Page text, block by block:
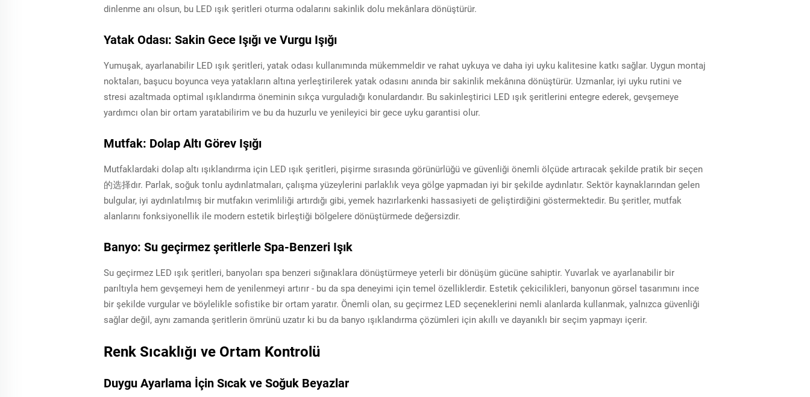
dinlenme anı olsun, bu LED ışık şeritleri oturma odalarını sakinlik dolu mekânlara dönüştürür.
Yatak Odası: Sakin Gece Işığı ve Vurgu Işığı
Yumuşak, ayarlanabilir LED ışık şeritleri, yatak odası kullanımında mükemmeldir ve rahat uykuya ve daha iyi uyku kalitesine katkı sağlar. Uygun montaj
noktaları, başucu boyunca veya yatakların altına yerleştirilerek yatak odasını anında bir sakinlik mekânına dönüştürür. Uzmanlar, iyi uyku rutini ve
stresi azaltmada optimal ışıklandırma öneminin sıkça vurguladığı konulardandır. Bu sakinleştirici LED ışık şeritlerini entegre ederek, gevşemeye
yardımcı olan bir ortam yaratabilirim ve bu da huzurlu ve yenileyici bir gece uyku garantisi olur.
Mutfak: Dolap Altı Görev Işığı
Mutfaklardaki dolap altı ışıklandırma için LED ışık şeritleri, pişirme sırasında görünürlüğü ve güvenliği önemli ölçüde artıracak şekilde pratik bir seçen
的选择dır. Parlak, soğuk tonlu aydınlatmaları, çalışma yüzeylerini parlaklık veya gölge yapmadan iyi bir şekilde aydınlatır. Sektör kaynaklarından gelen
bulgular, iyi aydınlatılmış bir mutfakın verimliliği artırdığı gibi, yemek hazırlarkenki hassasiyeti de geliştirdiğini göstermektedir. Bu şeritler, mutfak
alanlarını fonksiyonellik ile modern estetik birleştiği bölgelere dönüştürmede değersizdir.
Banyo: Su geçirmez şeritlerle Spa-Benzeri Işık
Su geçirmez LED ışık şeritleri, banyoları spa benzeri sığınaklara dönüştürmeye yeterli bir dönüşüm gücüne sahiptir. Yuvarlak ve ayarlanabilir bir
parıltıyla hem gevşemeyi hem de yenilenmeyi artırır - bu da spa deneyimi için temel özelliklerdir. Estetik çekicilikleri, banyonun görsel tasarımını ince
bir şekilde vurgular ve böylelikle sofistike bir ortam yaratır. Önemli olan, su geçirmez LED seçeneklerini nemli alanlarda kullanmak, yalnızca güvenliği
sağlar değil, aynı zamanda şeritlerin ömrünü uzatır ki bu da banyo ışıklandırma çözümleri için akıllı ve dayanıklı bir seçim yapmayı içerir.
Renk Sıcaklığı ve Ortam Kontrolü
Duygu Ayarlama İçin Sıcak ve Soğuk Beyazlar